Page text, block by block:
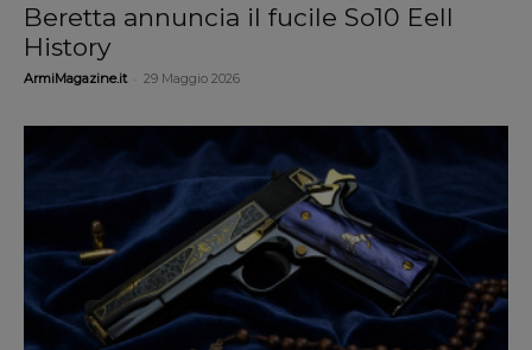
Beretta annuncia il fucile So10 Eell
History
ArmiMagazine.it 29 Maggio 2026